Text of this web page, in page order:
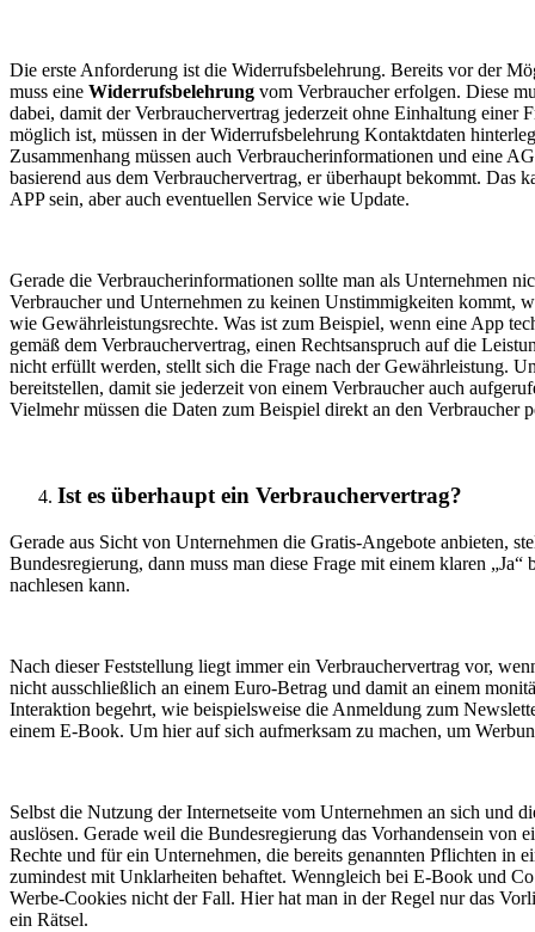
Die erste Anforderung ist die Widerrufsbelehrung. Bereits vor der
muss eine Widerrufsbelehrung vom Verbraucher erfolgen. Diese
dabei, damit der Verbrauchervertrag jederzeit ohne Einhaltung
möglich ist, müssen in der Widerrufsbelehrung Kontaktdaten
Zusammenhang müssen auch Verbraucherinformationen und eine
basierend aus dem Verbrauchervertrag, er überhaupt bekommt.
APP sein, aber auch eventuellen Service wie Update.
Gerade die Verbraucherinformationen sollte man als Unternehmen
Verbraucher und Unternehmen zu keinen Unstimmigkeiten kommt,
wie Gewährleistungsrechte. Was ist zum Beispiel, wenn eine App
gemäß dem Verbrauchervertrag, einen Rechtsanspruch auf die
nicht erfüllt werden, stellt sich die Frage nach der Gewährleistung.
bereitstellen, damit sie jederzeit von einem Verbraucher auch
Vielmehr müssen die Daten zum Beispiel direkt an den Verbraucher
Ist es überhaupt ein Verbrauchervertrag?
Gerade aus Sicht von Unternehmen die Gratis-Angebote anbieten,
Bundesregierung, dann muss man diese Frage mit einem klaren
nachlesen kann.
Nach dieser Feststellung liegt immer ein Verbrauchervertrag vor,
nicht ausschließlich an einem Euro-Betrag und damit an einem
Interaktion begehrt, wie beispielsweise die Anmeldung zum
einem E-Book. Um hier auf sich aufmerksam zu machen, um
Selbst die Nutzung der Internetseite vom Unternehmen an sich
auslösen. Gerade weil die Bundesregierung das Vorhandensein von
Rechte und für ein Unternehmen, die bereits genannten Pflichten in
zumindest mit Unklarheiten behaftet. Wenngleich bei E-Book und
Werbe-Cookies nicht der Fall. Hier hat man in der Regel nur das
ein Rätsel.